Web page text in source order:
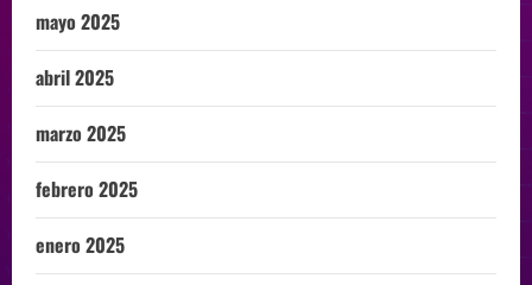
mayo 2025
abril 2025
marzo 2025
febrero 2025
enero 2025